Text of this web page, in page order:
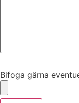
Bifoga gärna